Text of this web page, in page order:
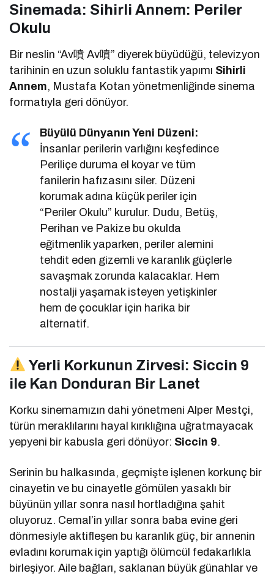
Sinemada: Sihirli Annem: Periler
Okulu
Bir neslin “Av噴 Av噴” diyerek büyüdüğü, televizyon
tarihinin en uzun soluklu fantastik yapımı Sihirli
Annem, Mustafa Kotan yönetmenliğinde sinema
formatıyla geri dönüyor.
Büyülü Dünyanın Yeni Düzeni:
İnsanlar perilerin varlığını keşfedince
Periliçe duruma el koyar ve tüm
fanilerin hafızasını siler. Düzeni
korumak adına küçük periler için
“Periler Okulu” kurulur. Dudu, Betüş,
Perihan ve Pakize bu okulda
eğitmenlik yaparken, periler alemini
tehdit eden gizemli ve karanlık güçlerle
savaşmak zorunda kalacaklar. Hem
nostalji yaşamak isteyen yetişkinler
hem de çocuklar için harika bir
alternatif.
Yerli Korkunun Zirvesi: Siccin 9
ile Kan Donduran Bir Lanet
Korku sinemamızın dahi yönetmeni Alper Mestçi,
türün meraklılarını hayal kırıklığına uğratmayacak
yepyeni bir kabusla geri dönüyor: Siccin 9.
Serinin bu halkasında, geçmişte işlenen korkunç bir
cinayetin ve bu cinayetle gömülen yasaklı bir
büyünün yıllar sonra nasıl hortladığına şahit
oluyoruz. Cemal’in yıllar sonra baba evine geri
dönmesiyle aktifleşen bu karanlık güç, bir annenin
evladını korumak için yaptığı ölümcül fedakarlıkla
birleşiyor. Aile bağları, saklanan büyük günahlar ve